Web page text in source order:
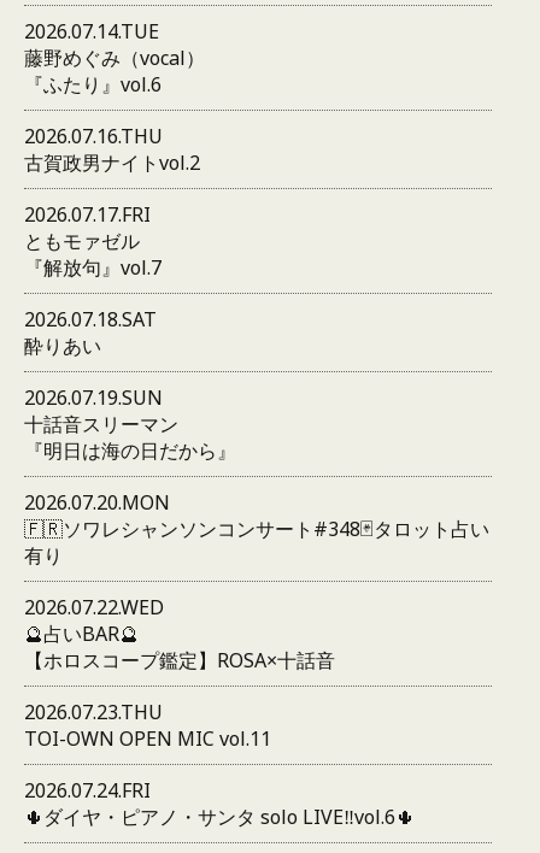
2026.07.14.TUE
藤野めぐみ（vocal）
『ふたり』vol.6
2026.07.16.THU
古賀政男ナイトvol.2
2026.07.17.FRI
ともモァゼル
『解放句』vol.7
2026.07.18.SAT
酔りあい
2026.07.19.SUN
十話音スリーマン
『明日は海の日だから』
2026.07.20.MON
🇫🇷ソワレシャンソンコンサート#348🃏タロット占い
有り
2026.07.22.WED
🔮占いBAR🔮
【ホロスコープ鑑定】ROSA×十話音
2026.07.23.THU
TOI-OWN OPEN MIC vol.11
2026.07.24.FRI
🌵ダイヤ・ピアノ・サンタ solo LIVE‼️vol.6🌵